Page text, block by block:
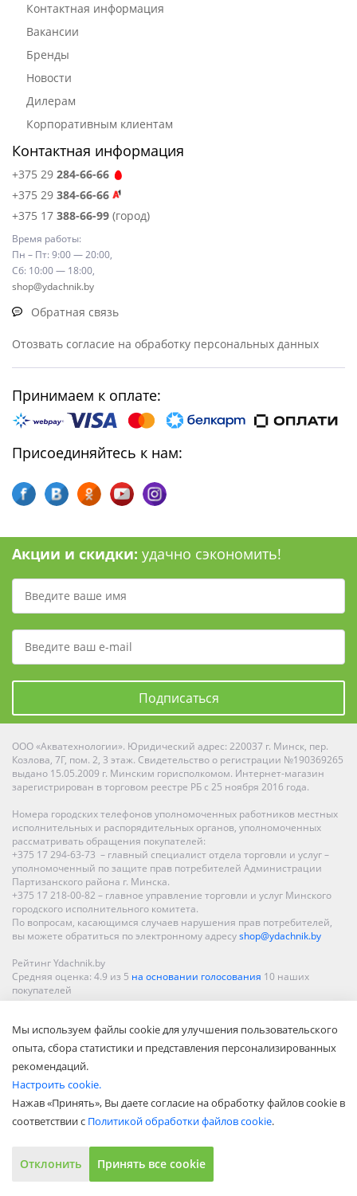
Контактная информация
Вакансии
Бренды
Новости
Дилерам
Корпоративным клиентам
Контактная информация
+375 29 284-66-66
+375 29 384-66-66
+375 17 388-66-99 (город)
Время работы:
Пн – Пт: 9:00 — 20:00,
Сб: 10:00 — 18:00,
shop@ydachnik.by
Обратная связь
Отозвать согласие на обработку персональных данных
Принимаем к оплате:
Присоединяйтесь к нам:
Акции и скидки: удачно сэкономить!
Подписаться
ООО «Акватехнологии». Юридический адрес: 220037 г. Минск, пер.
Козлова, 7Г, пом. 2, 3 этаж. Свидетельство о регистрации №190369265
выдано 15.05.2009 г. Минским горисполкомом. Интернет-магазин
зарегистрирован в торговом реестре РБ с 25 ноября 2016 года.
Номера городских телефонов уполномоченных работников местных
исполнительных и распорядительных органов, уполномоченных
рассматривать обращения покупателей:
+375 17 294-63-73 – главный специалист отдела торговли и услуг –
уполномоченный по защите прав потребителей Администрации
Партизанского района г. Минска.
+375 17 218-00-82 – главное управление торговли и услуг Минского
городского исполнительного комитета.
По вопросам, касающимся случаев нарушения прав потребителей,
вы можете обратиться по электронному адресуshop@ydachnik.by
Рейтинг Ydachnik.by
Средняя оценка: 4.9 из 5 на основании голосования 10 наших
покупателей
Гродно, Могилеве, Бобруйске, Барановичах, Молодечно,
Новополоцке, Пинске, Солигорске. При заказе в интернет-магазине
доставка осуществляется по всей Беларуси.
Показать полную версию
© ООО «Акватехнологии», 2002—2022
Мы используем файлы cookie для улучшения пользовательского
опыта, сбора статистики и представления персонализированных
рекомендаций.
Настроить cookie.
Нажав «Принять», Вы даете согласие на обработку файлов cookie в
соответствии с Политикой обработки файлов cookie.
Отклонить Принять все cookie